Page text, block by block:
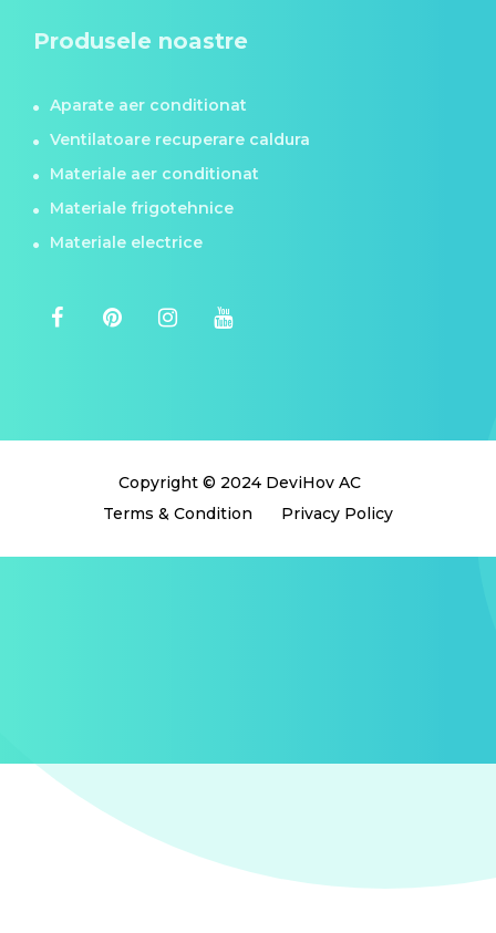
Produsele noastre
Aparate aer conditionat
Ventilatoare recuperare caldura
Materiale aer conditionat
Materiale frigotehnice
Materiale electrice
Copyright © 2024 DeviHov AC
Terms & Condition
Privacy Policy